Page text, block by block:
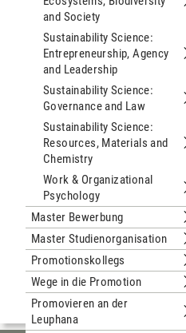
and Society
Sustainability Science:
Entrepreneurship, Agency
and Leadership
Sustainability Science:
Governance and Law
Sustainability Science:
Resources, Materials and
Chemistry
Work & Organizational
Psychology
Master Bewerbung
Master Studienorganisation
Promotionskollegs
Wege in die Promotion
Promovieren an der
Leuphana